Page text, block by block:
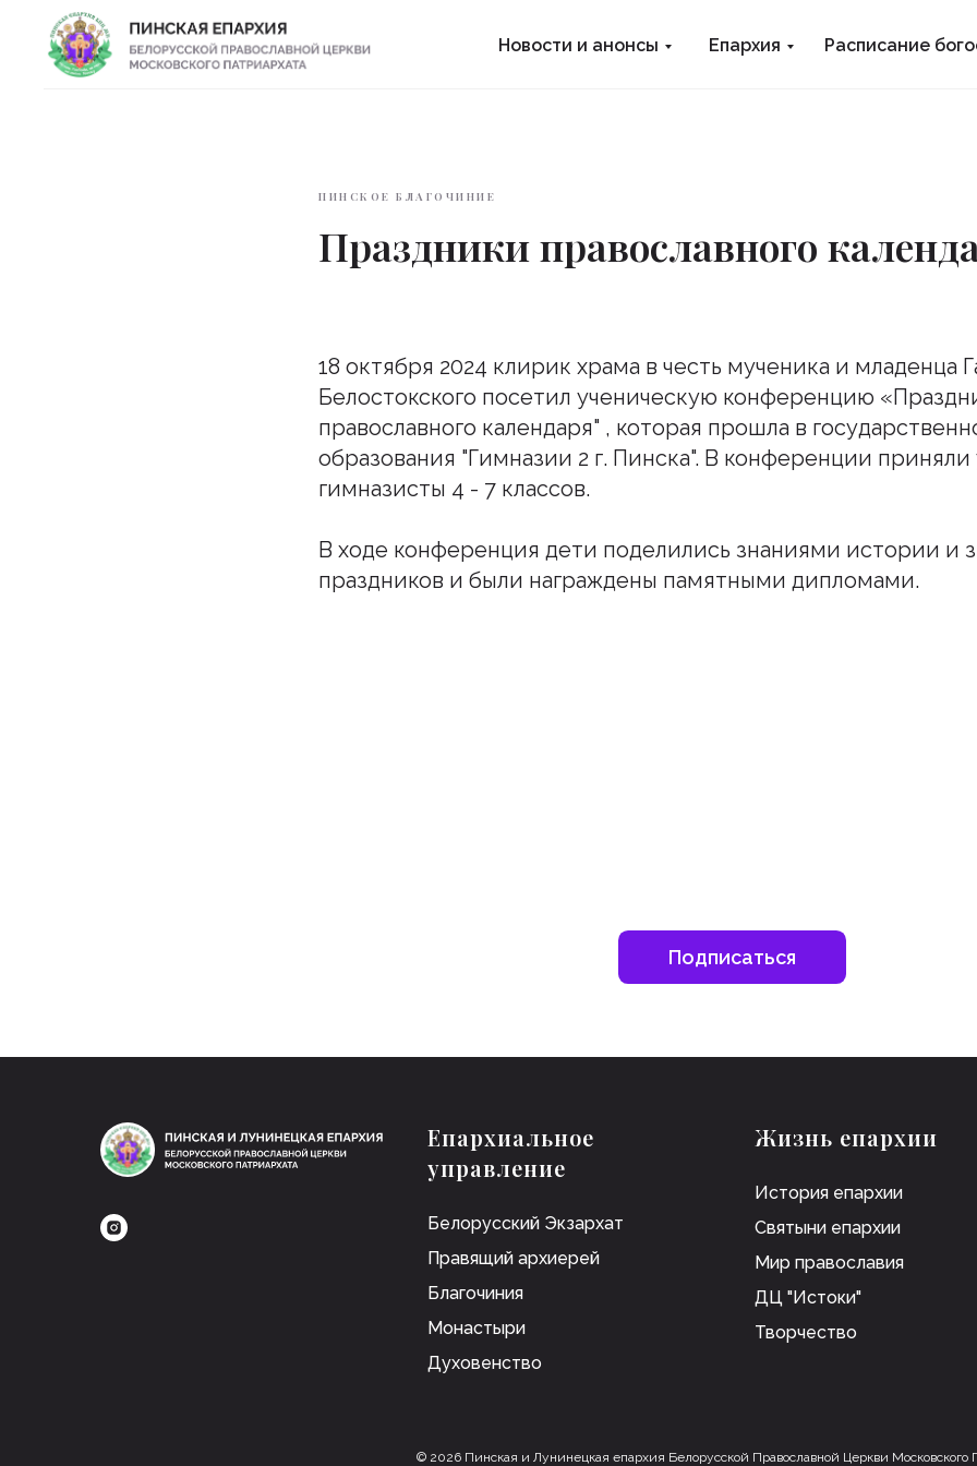
Новости и анонсы Епархия Расписание
ПИНСКОЕ БЛАГОЧИНИЕ
Праздники православного
18 октября 2024 клирик храма в честь мученика и младенца
Белостокского посетил ученическую конференцию
православного календаря" , которая прошла в
образования "Гимназии 2 г. Пинска". В конференции приняли
гимназисты 4 - 7 классов.
В ходе конференция дети поделились знаниями истории и
праздников и были награждены памятными дипломами.
Епархиальное
управление
Белорусский Экзархат
Правящий архиерей
Благочиния
Монастыри
Духовенство
Жизнь епархии
История епархии
Святыни епархии
Мир православия
ДЦ "Истоки"
Творчество
© 2026 Пинская и Лунинецкая епархия Белорусской Православной Церкви Московского